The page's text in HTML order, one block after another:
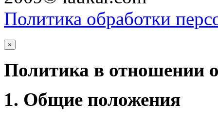
Политика обработки
×
Политика в отношении
1. Общие положения